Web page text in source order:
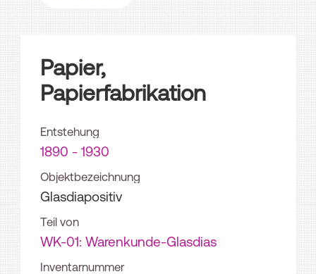
Papier,
Papierfabrikation
Entstehung
1890 - 1930
Objektbezeichnung
Glasdiapositiv
Teil von
WK-01: Warenkunde-Glasdias
Inventarnummer